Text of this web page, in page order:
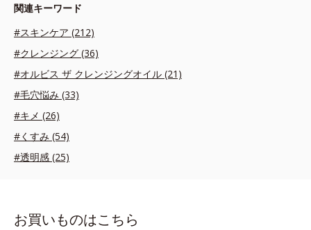
関連キーワード
#スキンケア (212)
#クレンジング (36)
#オルビス ザ クレンジングオイル (21)
#毛穴悩み (33)
#キメ (26)
#くすみ (54)
#透明感 (25)
お買いものはこちら